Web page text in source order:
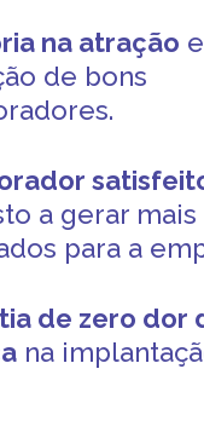
na atração e
de bons
a gerar mais
para a
de zero dor
na